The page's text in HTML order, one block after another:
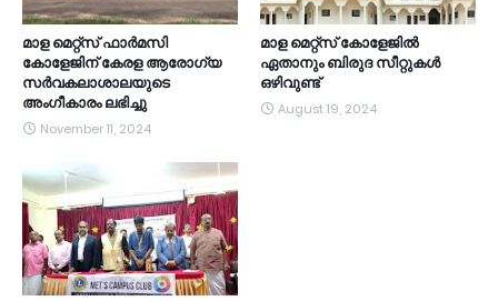
മാള മെറ്റ്സ് ഫാർമസി
കോളേജിന് കേരള ആരോഗ്യ
സർവകലാശാലയുടെ
അംഗീകാരം ലഭിച്ചു
November 11, 2024
മാള മെറ്റ്സ് കോളേജിൽ
ഏതാനും ബിരുദ സീറ്റുകൾ
ഒഴിവുണ്ട്
August 19, 2024